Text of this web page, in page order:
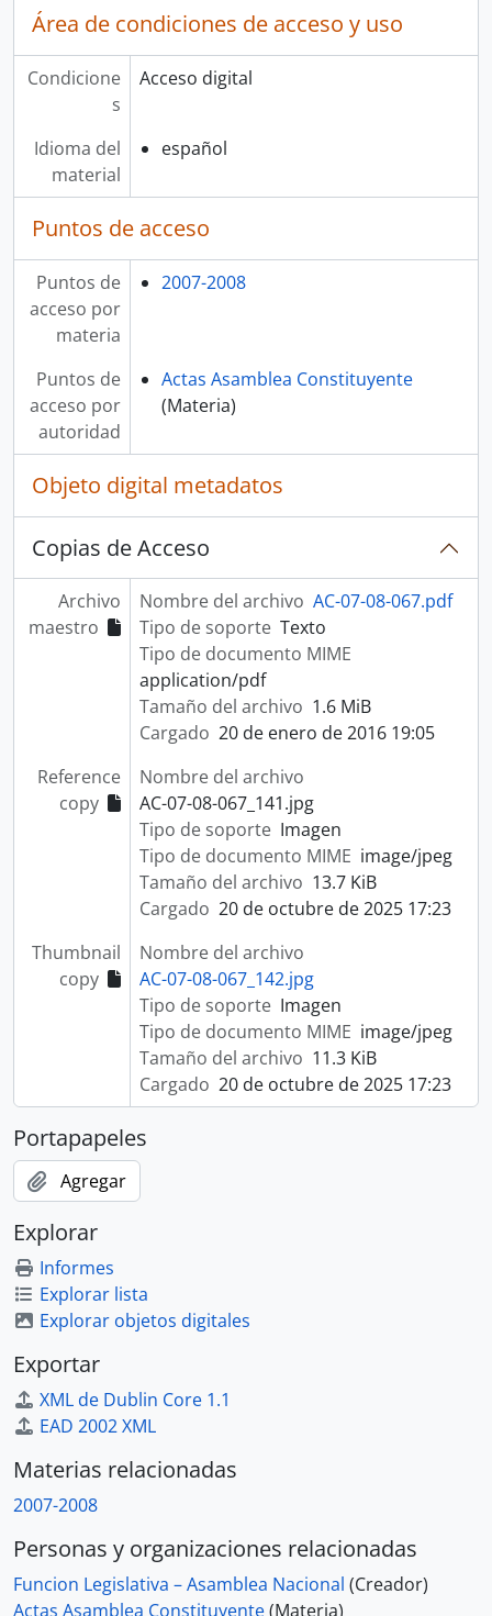
Área de condiciones de acceso y uso
Condicione
s
Acceso digital
Idioma del
material
español
Puntos de acceso
Puntos de
acceso por
materia
2007-2008
Puntos de
acceso por
autoridad
Actas Asamblea Constituyente
(Materia)
Objeto digital metadatos
Copias de Acceso
Archivo
maestro
Nombre del archivo AC-07-08-067.pdf
Tipo de soporte Texto
Tipo de documento MIME
application/pdf
Tamaño del archivo 1.6 MiB
Cargado 20 de enero de 2016 19:05
Reference
copy
Nombre del archivo
AC-07-08-067_141.jpg
Tipo de soporte Imagen
Tipo de documento MIME image/jpeg
Tamaño del archivo 13.7 KiB
Cargado 20 de octubre de 2025 17:23
Thumbnail
copy
Nombre del archivo
AC-07-08-067_142.jpg
Tipo de soporte Imagen
Tipo de documento MIME image/jpeg
Tamaño del archivo 11.3 KiB
Cargado 20 de octubre de 2025 17:23
Portapapeles
Agregar
Explorar
Informes
Explorar lista
Explorar objetos digitales
Exportar
XML de Dublin Core 1.1
EAD 2002 XML
Materias relacionadas
2007-2008
Personas y organizaciones relacionadas
Funcion Legislativa – Asamblea Nacional (Creador)
Actas Asamblea Constituyente(Materia)